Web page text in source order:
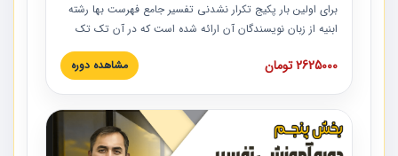
برای اولین بار پکیج تکرار نشدنی تفسیر جامع فهرست بها رشته
ابنیه از زبان نویسندگان آن ارائه شده است که در آن تک تک
ردیف ها و مطالب فهرست بها تفسیر و ارائه شده است. این
دوره به صورت کامل تصویری بوده و به همراه تصاویر عملیات
دوره با کلام مهندس علیرضاحسین‌زاده مدیر پروژه مهندسی
مشاور در امر بازنگری فهرست بها رشته ابنیه ارائه شده و به تمام
همکارانی که در حوزه صنعت ساخت در حال فعالیت هستند حتما
2625000 تومان مشاهده دوره